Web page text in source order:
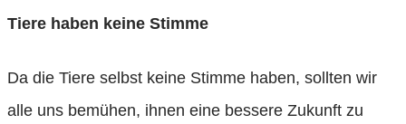
Tiere haben keine Stimme
Da die Tiere selbst keine Stimme haben, sollten wir
alle uns bemühen, ihnen eine bessere Zukunft zu